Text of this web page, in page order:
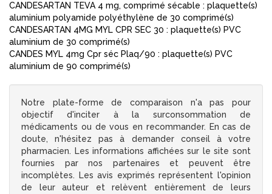
CANDESARTAN TEVA 4 mg, comprimé sécable : plaquette(s)
aluminium polyamide polyéthylène de 30 comprimé(s)
CANDESARTAN 4MG MYL CPR SEC 30 : plaquette(s) PVC
aluminium de 30 comprimé(s)
CANDES MYL 4mg Cpr séc Plaq/90 : plaquette(s) PVC
aluminium de 90 comprimé(s)
Notre plate-forme de comparaison n'a pas pour
objectif d'inciter à la surconsommation de
médicaments ou de vous en recommander. En cas de
doute, n'hésitez pas à demander conseil à votre
pharmacien. Les informations affichées sur le site sont
fournies par nos partenaires et peuvent être
incomplètes. Les avis exprimés représentent l'opinion
de leur auteur et relèvent entièrement de leurs